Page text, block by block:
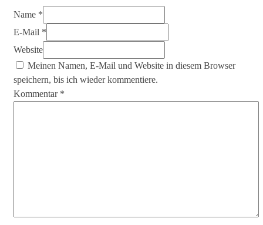
Name *
E-Mail *
Website
Meinen Namen, E-Mail und Website in diesem Browser
speichern, bis ich wieder kommentiere.
Kommentar *